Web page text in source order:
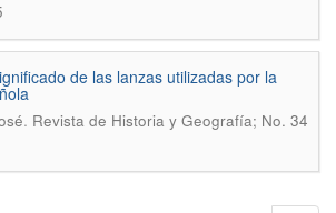
de las lanzas utilizadas por la
. Revista de Historia y Geografí­a; No. 34